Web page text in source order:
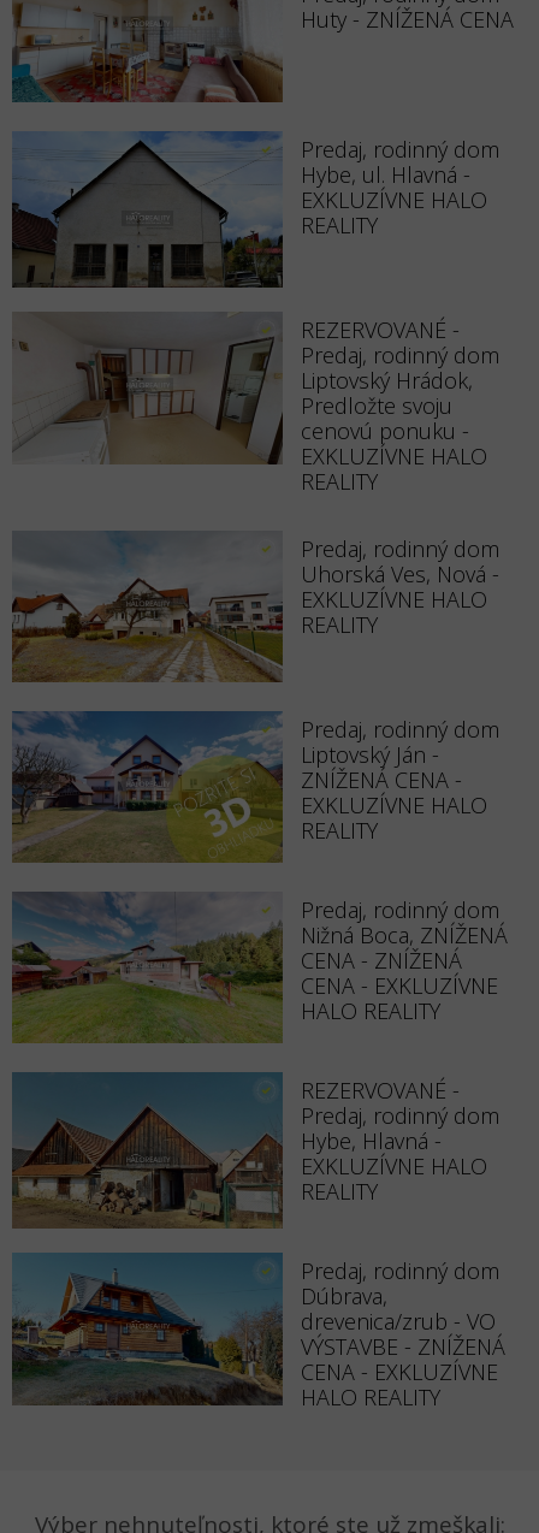
Huty - ZNÍŽENÁ CENA
Predaj, rodinný dom
Hybe, ul. Hlavná -
EXKLUZÍVNE HALO
REALITY
REZERVOVANÉ -
Predaj, rodinný dom
Liptovský Hrádok,
Predložte svoju
cenovú ponuku -
EXKLUZÍVNE HALO
REALITY
Predaj, rodinný dom
Uhorská Ves, Nová -
EXKLUZÍVNE HALO
REALITY
Predaj, rodinný dom
Liptovský Ján -
ZNÍŽENÁ CENA -
EXKLUZÍVNE HALO
REALITY
Predaj, rodinný dom
Nižná Boca, ZNÍŽENÁ
CENA - ZNÍŽENÁ
CENA - EXKLUZÍVNE
HALO REALITY
REZERVOVANÉ -
Predaj, rodinný dom
Hybe, Hlavná -
EXKLUZÍVNE HALO
REALITY
Predaj, rodinný dom
Dúbrava,
drevenica/zrub - VO
VÝSTAVBE - ZNÍŽENÁ
CENA - EXKLUZÍVNE
HALO REALITY
Výber nehnuteľnosti, ktoré ste už zmeškali: